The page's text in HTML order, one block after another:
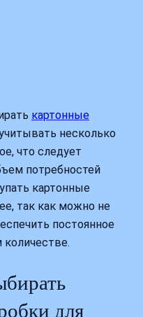
картонные
несколько
что следует
потребностей
картонные
так как можно не
постоянное
для